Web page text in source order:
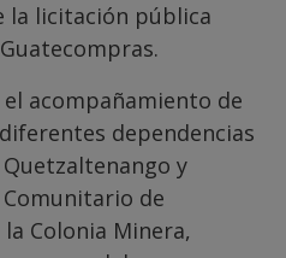
la licitación pública
acompañamiento de
dependencias
y
de
Colonia Minera,